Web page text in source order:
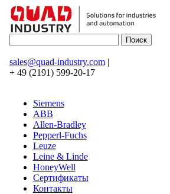
sales@quad-industry.com|
+ 49 (2191) 599-20-17
Siemens
ABB
Allen-Bradley
Pepperl-Fuchs
Leuze
Leine & Linde
HoneyWell
Сертификаты
Контакты